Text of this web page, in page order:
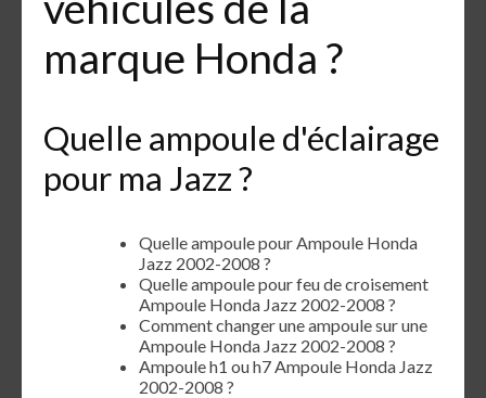
marque Honda ?
Quelle ampoule d'éclairage
pour ma Jazz ?
Quelle ampoule pour Ampoule Honda
Jazz 2002-2008 ?
Quelle ampoule pour feu de croisement
Ampoule Honda Jazz 2002-2008 ?
Comment changer une ampoule sur une
Ampoule Honda Jazz 2002-2008 ?
Ampoule h1 ou h7 Ampoule Honda Jazz
2002-2008 ?